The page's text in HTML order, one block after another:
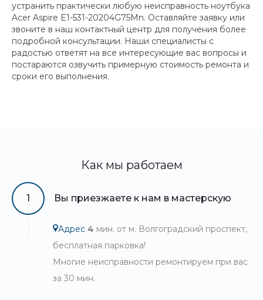
устранить практически любую неисправность ноутбука
Acer Aspire E1-531-20204G75Mn. Оставляйте заявку или
звоните в наш контактный центр для получения более
подробной консультации. Наши специалисты с
радостью ответят на все интересующие вас вопросы и
постараются озвучить примерную стоимость ремонта и
сроки его выполнения.
Как мы работаем
1 Вы приезжаете к нам в мастерскую
Адрес 4 мин. от м. Волгоградский проспект,
бесплатная парковка!
Многие неисправности ремонтируем при вас
за 30 мин.